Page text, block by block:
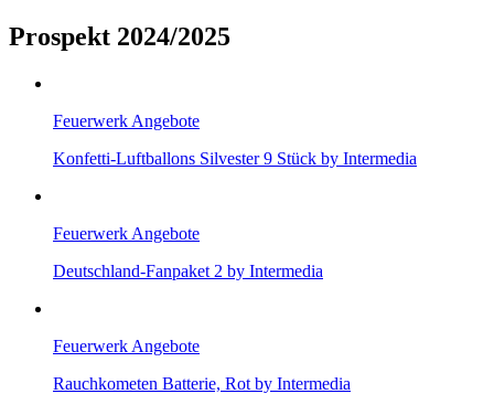
Prospekt 2024/2025
Feuerwerk Angebote
Konfetti-Luftballons Silvester 9 Stück by Intermedia
Feuerwerk Angebote
Deutschland-Fanpaket 2 by Intermedia
Feuerwerk Angebote
Rauchkometen Batterie, Rot by Intermedia